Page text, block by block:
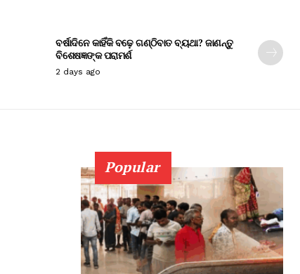
ବର୍ଷାଦିନେ କାହିଁକି ବଢ଼େ ଗଣ୍ଠିବାତ ବ୍ୟଥା? ଜାଣନ୍ତୁ
ବିଶେଷଜ୍ଞଙ୍କ ପରାମର୍ଶ
2 days ago
Popular